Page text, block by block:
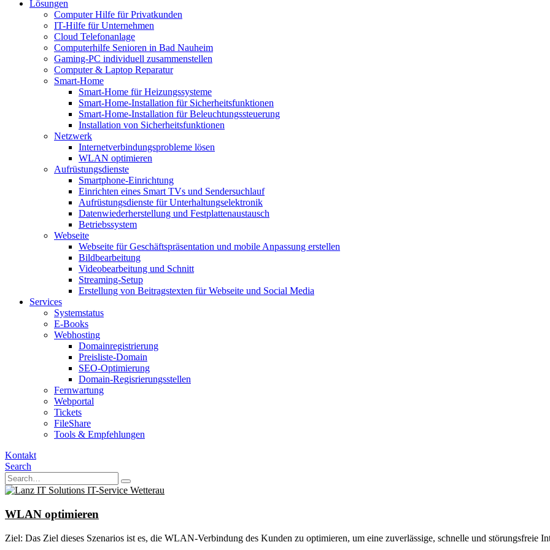
Lösungen
Computer Hilfe für Privatkunden
IT-Hilfe für Unternehmen
Cloud Telefonanlage
Computerhilfe Senioren in Bad Nauheim
Gaming-PC individuell zusammenstellen
Computer & Laptop Reparatur
Smart-Home
Smart-Home für Heizungssysteme
Smart-Home-Installation für Sicherheitsfunktionen
Smart-Home-Installation für Beleuchtungssteuerung
Installation von Sicherheitsfunktionen
Netzwerk
Internetverbindungsprobleme lösen
WLAN optimieren
Aufrüstungsdienste
Smartphone-Einrichtung
Einrichten eines Smart TVs und Sendersuchlauf
Aufrüstungsdienste für Unterhaltungselektronik
Datenwiederherstellung und Festplattenaustausch
Betriebssystem
Webseite
Webseite für Geschäftspräsentation und mobile Anpassung erstellen
Bildbearbeitung
Videobearbeitung und Schnitt
Streaming-Setup
Erstellung von Beitragstexten für Webseite und Social Media
Services
Systemstatus
E-Books
Webhosting
Domainregistrierung
Preisliste-Domain
SEO-Optimierung
Domain-Regisrierungsstellen
Fernwartung
Webportal
Tickets
FileShare
Tools & Empfehlungen
Kontakt
Search
WLAN optimieren
Ziel: Das Ziel dieses Szenarios ist es, die WLAN-Verbindung des Kunden zu optimieren, um eine zuverlässige, schnelle und störungsfreie